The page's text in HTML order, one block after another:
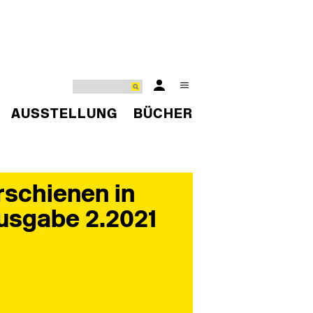
AUSSTELLUNG BÜCHER
in
2.2021